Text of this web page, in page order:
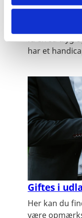
Mange lande
Danmark.
få en så tryg
har et
Giftes i
Her kan du
være